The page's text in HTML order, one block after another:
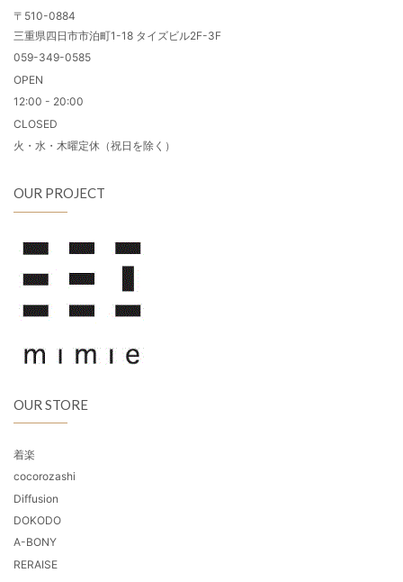
〒510-0884
三重県四日市市泊町1-18 タイズビル2F-3F
059-349-0585
OPEN
12:00 - 20:00
CLOSED
火・水・木曜定休（祝日を除く）
OUR PROJECT
OUR STORE
着楽
cocorozashi
Diffusion
DOKODO
A-BONY
RERAISE